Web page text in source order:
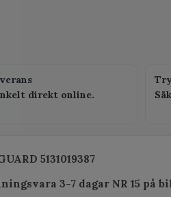
direkt online.
5131019387
3-7 dagar NR 15 på